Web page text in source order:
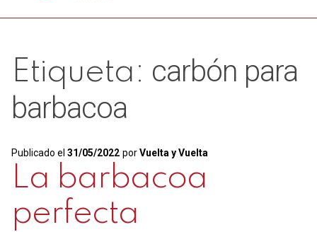
Quiénes somos
hijo
Ternera
Cerdo
Contacto
Etiqueta: carbón para
barbacoa
Publicado el 31/05/2022 porVuelta y Vuelta
La barbacoa
perfecta